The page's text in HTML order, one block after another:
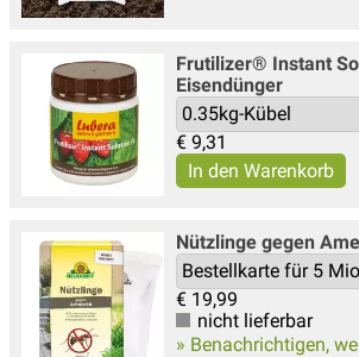
Frutilizer® Instant
Eisendünger
€ 9,31
Nützlinge gegen
€ 19,99
nicht lieferbar
» Benachrichtigen,